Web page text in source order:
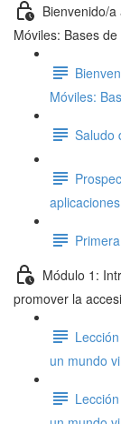
Bienvenido/
Móviles: Bases
Móviles:
Saludo
Módulo 1:
promover la
un mundo